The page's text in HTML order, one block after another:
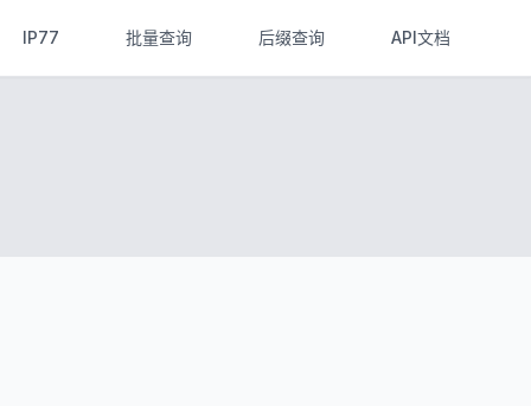
IP77 批量查询 后缀查询 API文档